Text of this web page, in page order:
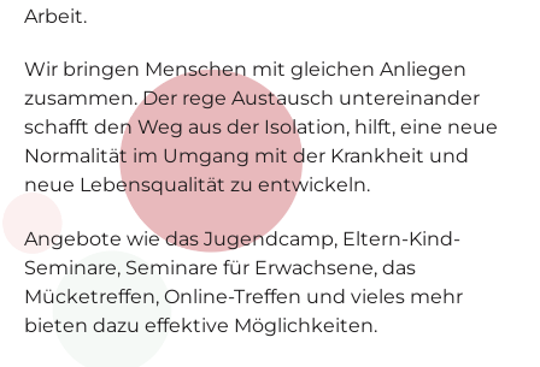
Arbeit.
Wir bringen Menschen mit gleichen Anliegen
zusammen. Der rege Austausch untereinander
schafft den Weg aus der Isolation, hilft, eine neue
Normalität im Umgang mit der Krankheit und
neue Lebensqualität zu entwickeln.
Angebote wie das Jugendcamp, Eltern-Kind-
Seminare, Seminare für Erwachsene, das
Mücketreffen, Online-Treffen und vieles mehr
bieten dazu effektive Möglichkeiten.